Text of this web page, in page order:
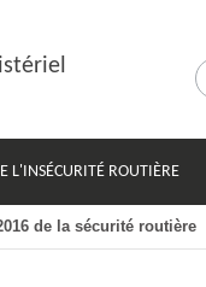
L'INSÉCURITÉ ROUTIÈRE
de la sécurité routière